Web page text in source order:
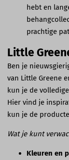
hebt en
prachtige
Little
Ben je
van Little Greene
kun je de
Hier vind je
kun je de
Wat je kunt
Kleuren en